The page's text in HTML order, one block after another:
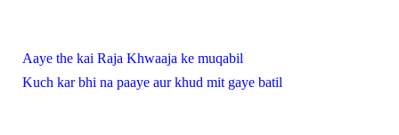
Aaye the kai Raja Khwaaja ke muqabil
Kuch kar bhi na paaye aur khud mit gaye batil